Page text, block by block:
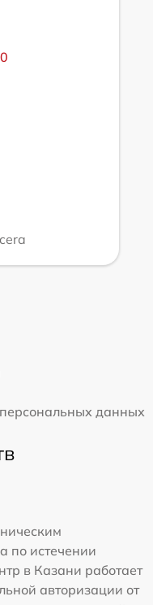
данных
по истечении
в Казани работает
авторизации от